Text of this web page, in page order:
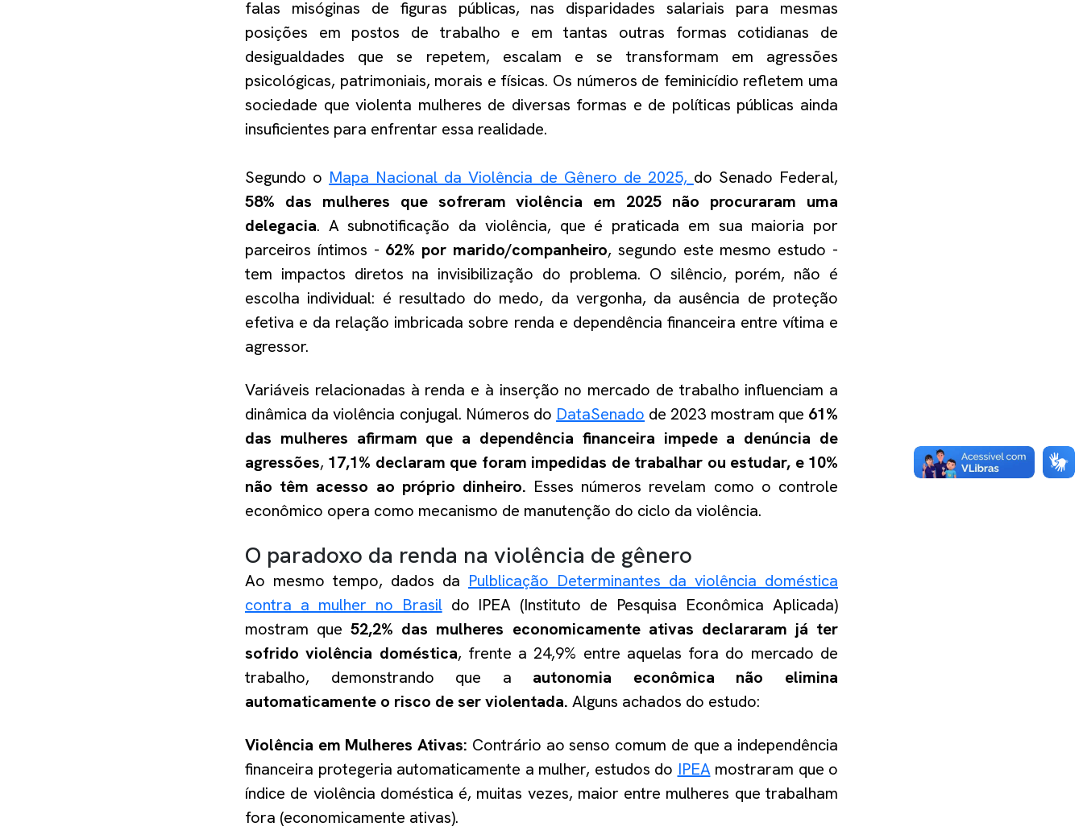
falas misóginas de figuras públicas, nas disparidades salariais para mesmas
posições em postos de trabalho e em tantas outras formas cotidianas de
desigualdades que se repetem, escalam e se transformam em agressões
psicológicas, patrimoniais, morais e físicas. Os números de feminicídio refletem uma
sociedade que violenta mulheres de diversas formas e de políticas públicas ainda
insuficientes para enfrentar essa realidade.
Segundo o Mapa Nacional da Violência de Gênero de 2025, do Senado Federal,
58% das mulheres que sofreram violência em 2025 não procuraram uma
delegacia. A subnotificação da violência, que é praticada em sua maioria por
parceiros íntimos - 62% por marido/companheiro, segundo este mesmo estudo -
tem impactos diretos na invisibilização do problema. O silêncio, porém, não é
escolha individual: é resultado do medo, da vergonha, da ausência de proteção
efetiva e da relação imbricada sobre renda e dependência financeira entre vítima e
agressor.
Variáveis relacionadas à renda e à inserção no mercado de trabalho influenciam a
dinâmica da violência conjugal. Números do DataSenado de 2023 mostram que 61%
das mulheres afirmam que a dependência financeira impede a denúncia de
agressões, 17,1% declaram que foram impedidas de trabalhar ou estudar, e 10%
não têm acesso ao próprio dinheiro. Esses números revelam como o controle
econômico opera como mecanismo de manutenção do ciclo da violência.
O paradoxo da renda na violência de gênero
Ao mesmo tempo, dados da Pulblicação Determinantes da violência doméstica
contra a mulher no Brasildo IPEA (Instituto de Pesquisa Econômica Aplicada)
mostram que52,2% das mulheres economicamente ativas declararam já ter
sofrido violência doméstica, frente a 24,9% entre aquelas fora do mercado de
trabalho, demonstrando que a autonomia econômica não elimina
automaticamente o risco de ser violentada. Alguns achados do estudo:
Violência em Mulheres Ativas: Contrário ao senso comum de que a independência
financeira protegeria automaticamente a mulher, estudos do IPEAmostraram que o
índice de violência doméstica é, muitas vezes, maior entre mulheres que trabalham
fora (economicamente ativas).